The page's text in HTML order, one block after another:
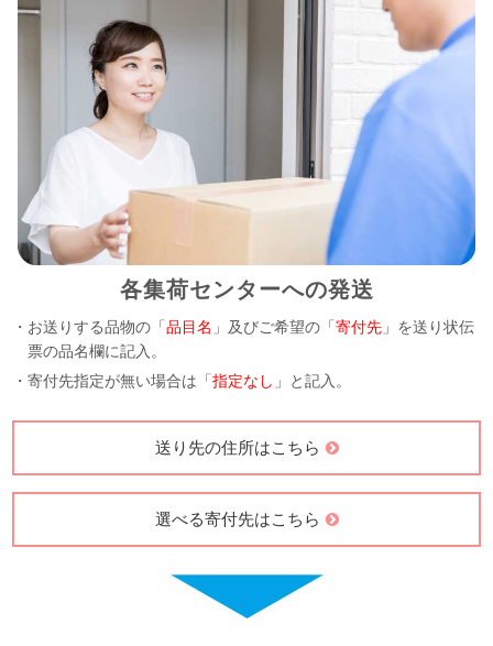
各集荷センターへの発送
・お送りする品物の「品目名 」及びご希望の「寄付先 」を送り状伝
票の品名欄に記入。
・寄付先指定が無い場合は「指定なし 」と記入。
送り先の住所はこちら
選べる寄付先はこちら